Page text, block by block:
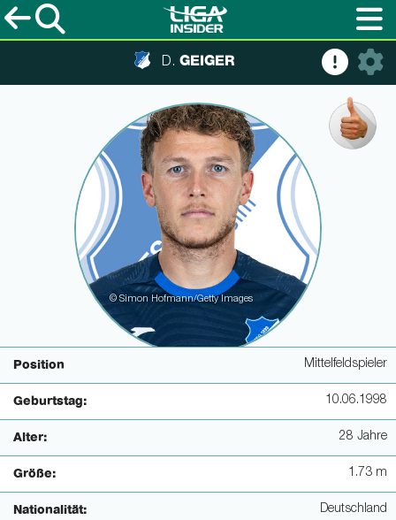
D. GEIGER
© Simon Hofmann/Getty Images
Position Mittelfeldspieler
Geburtstag: 10.06.1998
Alter: 28 Jahre
Größe: 1.73 m
Nationalität: Deutschland